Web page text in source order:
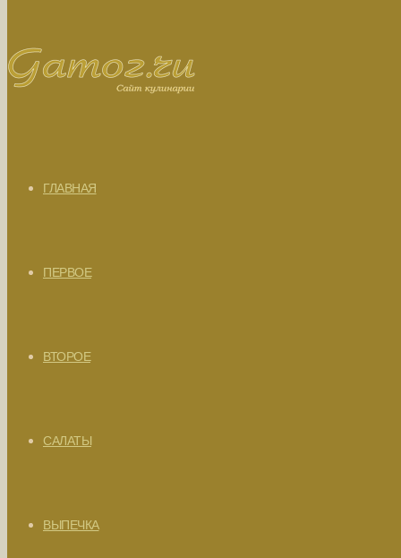
ГЛАВНАЯ
ПЕРВОЕ
ВТОРОЕ
САЛАТЫ
ВЫПЕЧКА